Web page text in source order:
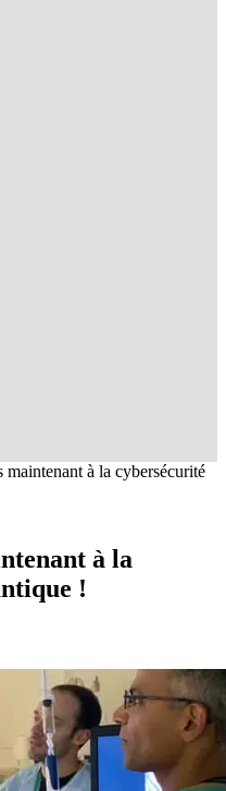
maintenant à la cybersécurité
à la
!